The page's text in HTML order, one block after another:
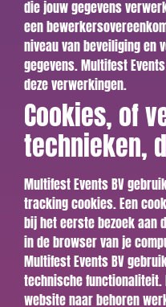
die jouw gegevens
een
niveau van beveiliging en
gegevens. Multifest
deze verwerkingen.
Cookies, of
technieken,
Multifest Events BV
tracking cookies. Een
bij het eerste bezoek aan
in de browser van je
Multifest Events BV
technische functionaliteit.
website naar behoren